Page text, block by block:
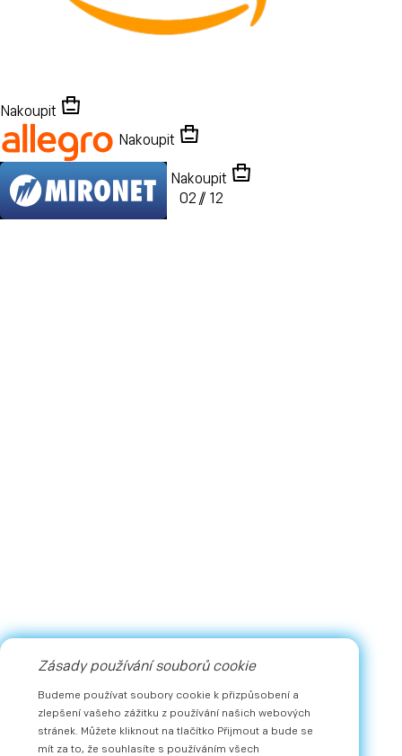
02 / 12
/
Nakoupit
Nakoupit
Nakoupit
Zásady používání souborů cookie
Budeme používat soubory cookie k přizpůsobení a
zlepšení vašeho zážitku z používání našich webových
stránek. Můžete kliknout na tlačítko Přijmout a bude se
mít za to, že souhlasíte s používáním všech